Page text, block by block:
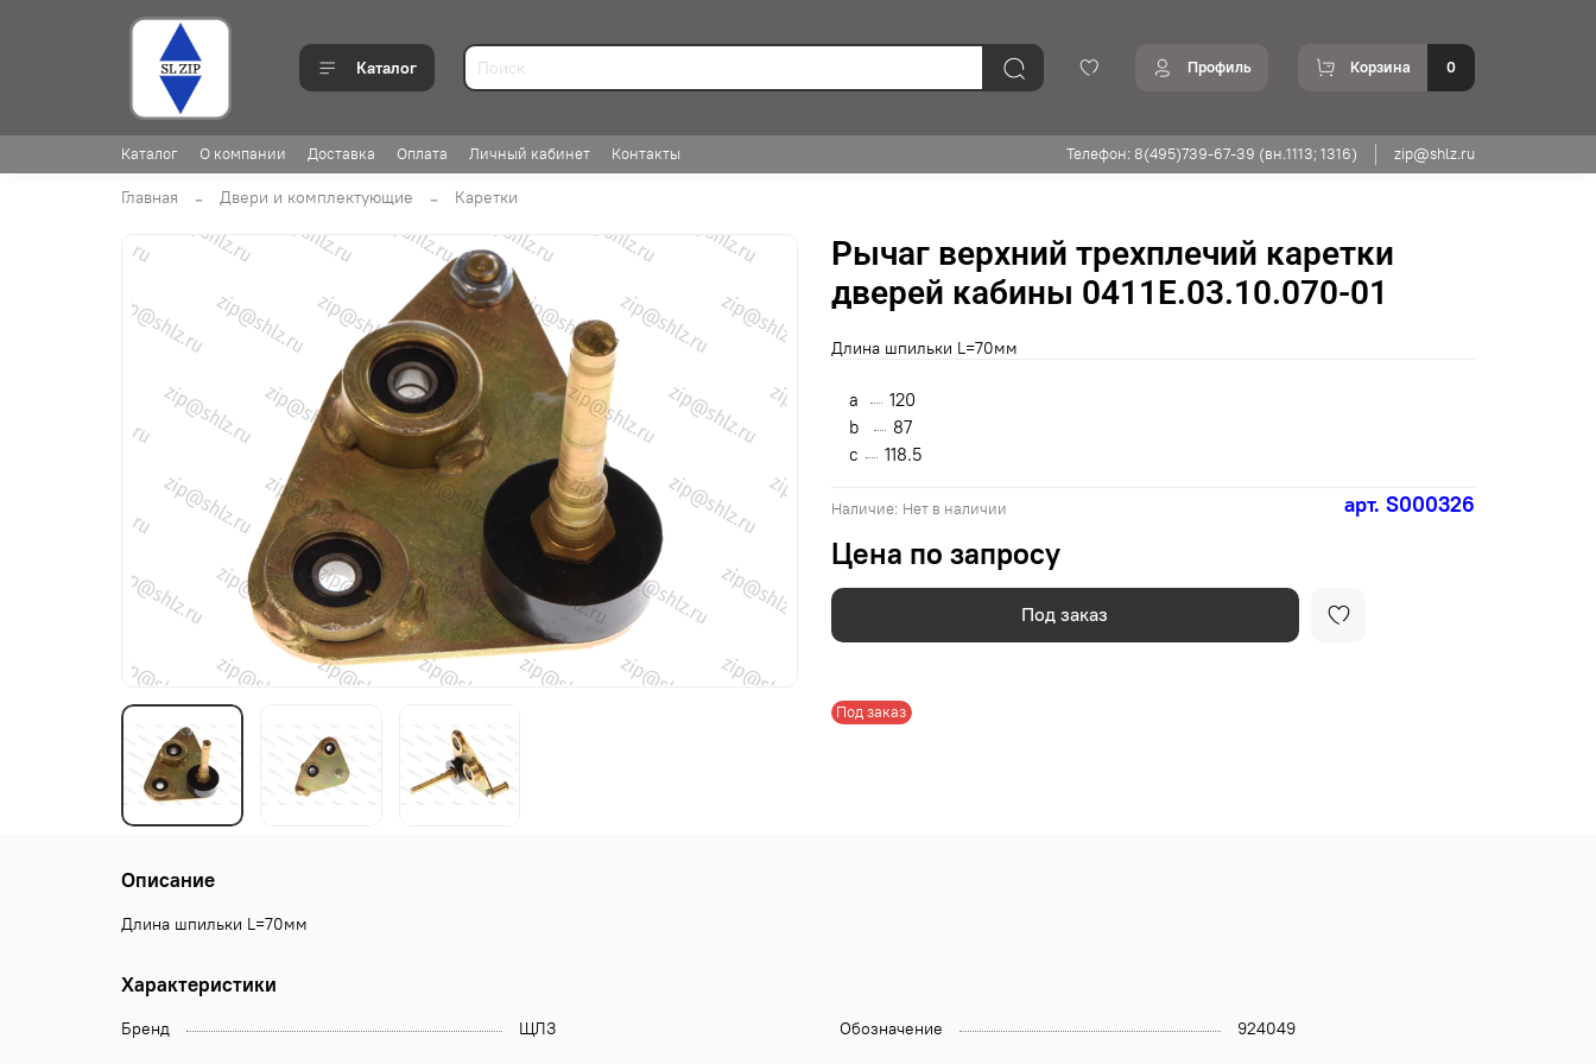
Каталог Профиль Корзина 0
Каталог О компании Доставка Оплата Личный кабинет Контакты Телефон: 8(495)739-67-39 (вн.1113; 1316) zip@shlz.ru
Главная Двери и комплектующие Каретки
арт. S000326
Наличие: Нет в наличии
Под заказ
Рычаг верхний трехплечий каретки
дверей кабины 0411Е.03.10.070-01
Цена по запросу
Под заказ
Длина шпильки L=70мм
a
120
b
87
с
118.5
Описание
Длина шпильки L=70мм
Характеристики
Бренд ЩЛЗ Обозначение 924049